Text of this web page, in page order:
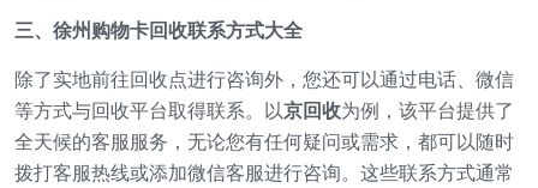
三、徐州购物卡回收联系方式大全
除了实地前往回收点进行咨询外，您还可以通过电话、微信
等方式与回收平台取得联系。以京回收为例，该平台提供了
全天候的客服服务，无论您有任何疑问或需求，都可以随时
拨打客服热线或添加微信客服进行咨询。这些联系方式通常